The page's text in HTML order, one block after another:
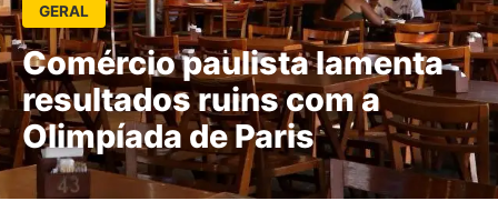
GERAL
Comércio paulista lamenta
resultados ruins com a
Olimpíada de Paris